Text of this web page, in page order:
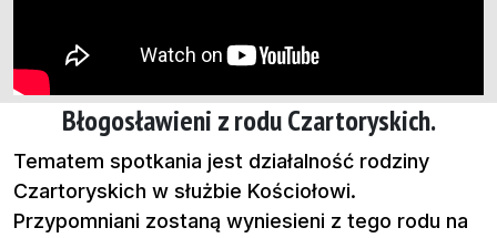
Błogosławieni z rodu Czartoryskich.
Tematem spotkania jest działalność rodziny
Czartoryskich w służbie Kościołowi.
Przypomniani zostaną wyniesieni z tego rodu na